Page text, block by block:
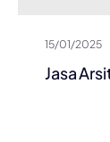
15/01/2025
Jasa